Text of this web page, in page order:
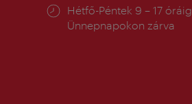
Nyitva
tartás:
Hétfő-Péntek 9 – 17 óráig
Ünnepnapokon zárva